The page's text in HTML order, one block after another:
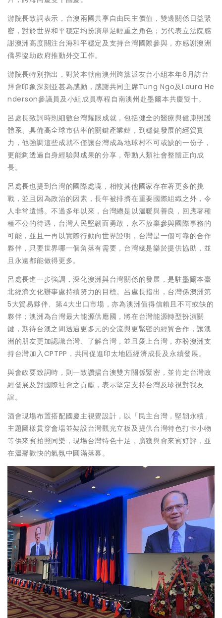
游院長致詞表示，台澳兩國共享自由民主價值，雙邊關係日益緊
密，對於世界和平穩定均扮演舉足輕重之角色；另代表立法院感
謝澳洲高度關注台海和平穩定及支持台灣國際參與，亦感謝澳洲
僑界協助政府推動外交工作。
游院長特別指出，對於本轄南澳州跨黨派友台小組本年6月訪台
拜會印象深刻並甚為感動，感謝共同主席Tung Ngo及Laura He
nderson參議員及小組成員專程自南澳州赴墨爾本共慶雙十。
呂處長致詞時則細數台灣耀眼成就，包括健全的醫療與健康照護
體系、具備高全球市佔率的關鍵產業鏈，到穩健發展的經貿實
力，他強調這些成就不僅讓台灣成為地球村不可或缺的一份子，
更能夠透過自身經驗與成果的分享，帶動人類社會整體正向成
長。
呂處長也提到台灣的國際處境，相較其他國家存在著更多的挑
戰，並且因為政治的因素，長年被排擠在重要國際組織之外，令
人非常遺憾。不過多年以來，台灣總是以溫暖與善良，回應著種
種不公的待遇，台灣人民堅韌而勇敢，永不放棄參與國際事務的
可能，並且一再以實際行動向世界證明，台灣是一個可靠的合作
夥伴，只要世界哪一個角落有需要，台灣總是樂於提供協助，並
且永遠都能做得更多。
呂處長進一步強調，深化澳洲與台灣關係的發展，是駐墨爾本臺
北經濟文化辦事處持續努力的目標。呂處長指出，台灣係澳洲第
5大貿易夥伴、第4大出口市場，亦為澳洲值得信賴且不可或缺的
夥伴；澳洲為台灣最大能源供應國，將在台灣能源轉型扮演關
鍵，期待台澳之間透過更多元的交流與更緊密的經貿合作，讓澳
洲的朋友更加認識台灣、了解台灣，並且愛上台灣，亦盼澳洲支
持台灣加入CPTPP，共同促進印太地區經濟成長及永續發展。
與會政要致詞時，則一致讚揚台澳雙方關係緊密，並肯定台灣政
經發展及對國際社會之貢獻，表示堅定支持台灣及珍視對我友
誼。
酒會現場布置搭配國慶主視覺設計，以「民主台灣，堅韌永續」
主題圖樣貫穿會場並架設台灣觀光立板及提供台灣特色打卡小物
等供來賓拍照同樂，現場台灣特色十足，廣獲與會來賓好評，並
在溫馨歡快的氣氛中圓滿落幕。